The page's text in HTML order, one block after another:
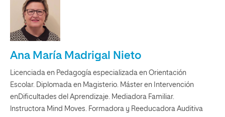
Ana María Madrigal Nieto
Licenciada en Pedagogía especializada en Orientación
Escolar. Diplomada en Magisterio. Máster en Intervención
enDificultades del Aprendizaje. Mediadora Familiar.
lnstructora Mind Moves. Formadora y Reeducadora Auditiva